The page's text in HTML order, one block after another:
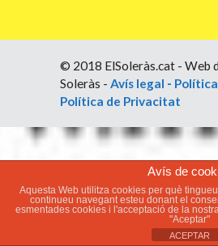
© 2018 ElSoleràs.cat - Web
Soleràs - Avís legal -
Política de Privacitat
Avís de
Aquesta Web utilitza cookies per què
continueu navegant esteu donant el
esmentades cookies i l'acceptació de la
"Aceptar"
ACEPTAR